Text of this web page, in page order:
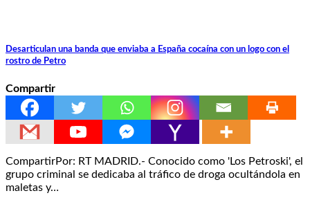
Desarticulan una banda que enviaba a España cocaína con un logo con el
rostro de Petro
Compartir
CompartirPor: RT MADRID.- Conocido como 'Los Petroski', el
grupo criminal se dedicaba al tráfico de droga ocultándola en
maletas y…